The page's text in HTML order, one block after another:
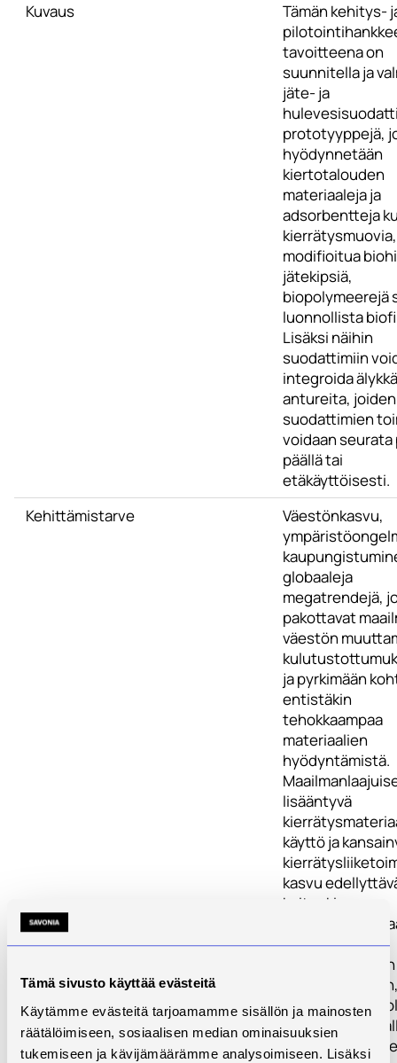
Tämä sivusto käyttää evästeitä
Käytämme evästeitä tarjoamamme sisällön ja mainosten
räätälöimiseen, sosiaalisen median ominaisuuksien
tukemiseen ja kävijämäärämme analysoimiseen. Lisäksi
Kuvaus
Tämän kehitys-
tavoitteena on
suunnitella ja
jäte- ja
prototyyppejä,
hyödynnetään
kiertotalouden
materiaaleja ja
adsorbentteja
kierrätysmuovia,
modifioitua
jätekipsiä,
biopolymeerejä
luonnollista
Lisäksi näihin
suodattimiin
integroida
antureita,
suodattimien
voidaan seurata
päällä tai
etäkäyttöisesti.
Kehittämistarve
Väestönkasvu,
globaaleja
megatrendejä,
pakottavat
väestön
ja pyrkimään
entistäkin
tehokkaampaa
materiaalien
hyödyntämistä.
lisääntyvä
käyttö ja
kasvu
kuitenkin
soveltuvien
käyttökohteiden
löytämistä
kierrättäminen
kestävällä
olevaa